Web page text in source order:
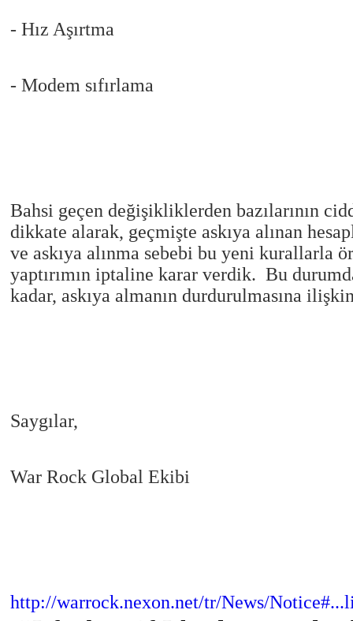
- Hız Aşırtma
- Modem sıfırlama
Bahsi geçen değişikliklerden bazılarının
dikkate alarak, geçmişte askıya alınan
ve askıya alınma sebebi bu yeni kurallarla
yaptırımın iptaline karar verdik. Bu
kadar, askıya almanın durdurulmasına
Saygılar,
War Rock Global Ekibi
http://warrock.nexon.net/tr/News/